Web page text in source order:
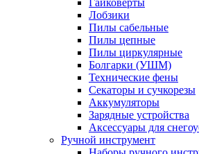
Гайковерты
Лобзики
Пилы сабельные
Пилы цепные
Пилы циркулярные
Болгарки (УШМ)
Технические фены
Секаторы и сучкорезы
Аккумуляторы
Зарядные устройства
Аксессуары для
Ручной инструмент